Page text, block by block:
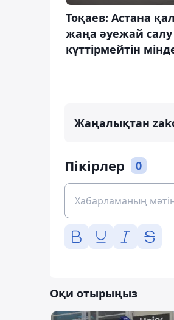
Тоқаев: Астана
жаңа әуежай салу
күттірмейтін
Жаңалықтан
Пікірлер 0
Оқи отырыңыз